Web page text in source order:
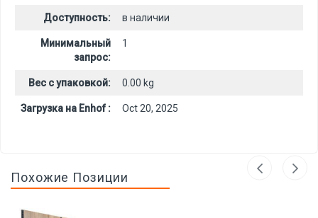
Доступность: в наличии
Минимальный
запрос:
1
Вес с упаковкой: 0.00 kg
Загрузка на Enhof : Oct 20, 2025
Похожие Позиции